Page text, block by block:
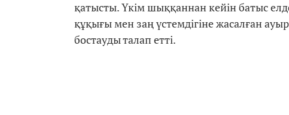
қатысты. Үкім шыққаннан кейін батыс
құқығы мен заң үстемдігіне жасалған
бостауды талап етті.